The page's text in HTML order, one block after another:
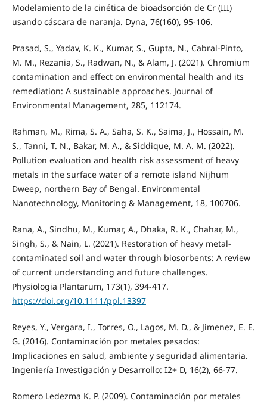
Modelamiento de la cinética de bioadsorción de Cr (III)
usando cáscara de naranja. Dyna, 76(160), 95-106.
Prasad, S., Yadav, K. K., Kumar, S., Gupta, N., Cabral-Pinto,
M. M., Rezania, S., Radwan, N., & Alam, J. (2021). Chromium
contamination and effect on environmental health and its
remediation: A sustainable approaches. Journal of
Environmental Management, 285, 112174.
Rahman, M., Rima, S. A., Saha, S. K., Saima, J., Hossain, M.
S., Tanni, T. N., Bakar, M. A., & Siddique, M. A. M. (2022).
Pollution evaluation and health risk assessment of heavy
metals in the surface water of a remote island Nijhum
Dweep, northern Bay of Bengal. Environmental
Nanotechnology, Monitoring & Management, 18, 100706.
Rana, A., Sindhu, M., Kumar, A., Dhaka, R. K., Chahar, M.,
Singh, S., & Nain, L. (2021). Restoration of heavy metal-
contaminated soil and water through biosorbents: A review
of current understanding and future challenges.
Physiologia Plantarum, 173(1), 394-417.
https://doi.org/10.1111/ppl.13397
Reyes, Y., Vergara, I., Torres, O., Lagos, M. D., & Jimenez, E. E.
G. (2016). Contaminación por metales pesados:
Implicaciones en salud, ambiente y seguridad alimentaria.
Ingeniería Investigación y Desarrollo: I2+ D, 16(2), 66-77.
Romero Ledezma K. P. (2009). Contaminación por metales